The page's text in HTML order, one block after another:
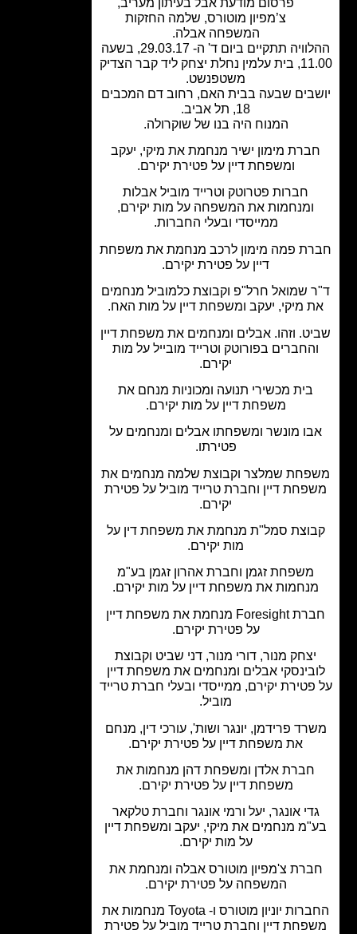
צ’מפיון מוטורס ,שלמה החזקות
המשפחה אבלה.
ההלוויה תתקיים ביום ד' ה- 29.03.17, בשעה
11.00, בית עלמין נחלת יצחק ליד קבר הצדיק
משטפנשט.
שבעה בבית האם, רחוב דם המכבים
המנוח היה בנו של שוקרולה.
מימון ישיר מנחמת את מיקי, יעקב
ומשפחת דיין על פטירת יקירם.
חברות פטרוטק וטרייד מוביל אבלות
ומנחמות את המשפחה על מות יקירם,
ממייסדי ובעלי החברות.
פמה מימון לרכב מנחמת את משפחת
דיין על פטירת יקירם.
שמואל חרל"פ וקבוצת כלמוביל מנחמים
מיקי, יעקב ומשפחת דיין על מות האח.
וזהו. אבלים ומנחמים את משפחת דיין
בפורוטק וטרייד מובייל על מות
בית מכשירי תנועה ומכוניות מנחם את
משפחת דיין על מות יקירם.
מונשר ומשפחתו אבלים ומנחמים על
שמלצר וקבוצת שלמה מנחמים את
דיין וחברת טרייד מוביל על פטירת
סמל"ת מנחמת את משפחת דין על
מות יקירם.
משפחת זגמן וחברת אהרון זגמן בע"מ
את משפחת דיין על מות יקירם.
חברת Foresight מנחמת את משפחת דיין
על פטירת יקירם.
מנור, דורי מנור, דני שביט וקבוצת
אבלים ומנחמים את משפחת דיין
יקירם, ממייסדי ובעלי חברת טרייד
פרידמן, יונגר ושות', עורכי דין, מנחם
את משפחת דיין על פטירת יקירם.
חברת אלדן ומשפחת דהן מנחמות את
משפחת דיין על פטירת יקירם.
אונגר, יעל ורמי אונגר וחברת טלקאר
מנחמים את מיקי, יעקב ומשפחת דיין
על מות יקירם.
צ'מפיון מוטורס אבלה ומנחמת את
המשפחה על פטירת יקירם.
החברות יוניון מוטורס ו- Toyota מנחמות את
דיין וחברת טרייד מוביל על פטירת